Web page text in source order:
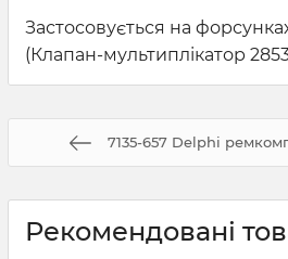
Застосовується на
(Клапан-мультиплікатор
7135-657 Delphi
Рекомендовані